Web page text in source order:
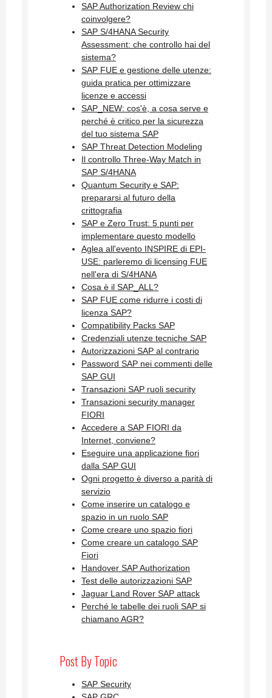
SAP Authorization Review chi
coinvolgere?
SAP S/4HANA Security
Assessment: che controllo hai del
sistema?
SAP FUE e gestione delle utenze:
guida pratica per ottimizzare
licenze e accessi
SAP_NEW: cos'è, a cosa serve e
perché è critico per la sicurezza
del tuo sistema SAP
SAP Threat Detection Modeling
Il controllo Three-Way Match in
SAP S/4HANA
Quantum Security e SAP:
prepararsi al futuro della
crittografia
SAP e Zero Trust: 5 punti per
implementare questo modello
Aglea all'evento INSPIRE di EPI-
USE: parleremo di licensing FUE
nell'era di S/4HANA
Cosa è il SAP_ALL?
SAP FUE come ridurre i costi di
licenza SAP?
Compatibility Packs SAP
Credenziali utenze tecniche SAP
Autorizzazioni SAP al contrario
Password SAP nei commenti delle
SAP GUI
Transazioni SAP ruoli security
Transazioni security manager
FIORI
Accedere a SAP FIORI da
Internet, conviene?
Eseguire una applicazione fiori
dalla SAP GUI
Ogni progetto è diverso a parità di
servizio
Come inserire un catalogo e
spazio in un ruolo SAP
Come creare uno spazio fiori
Come creare un catalogo SAP
Fiori
Handover SAP Authorization
Test delle autorizzazioni SAP
Jaguar Land Rover SAP attack
Perché le tabelle dei ruoli SAP si
chiamano AGR?
Post By Topic
SAP Security